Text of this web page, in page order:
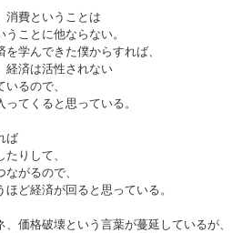
消費ということは
うことに他ならない。
学んできた僕からすれば、
経済は活性されない
るので、
てくると思っている。
ば
りして、
がるので、
ど経済が回ると思っている。
価格破壊という言葉が蔓延しているが、